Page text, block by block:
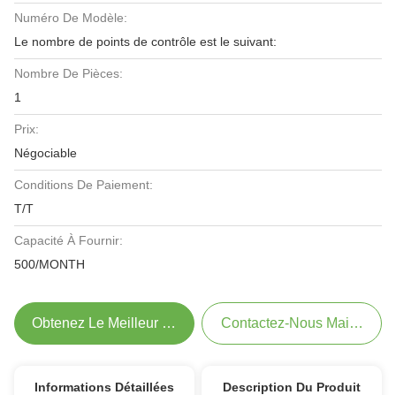
Numéro De Modèle:
Le nombre de points de contrôle est le suivant:
Nombre De Pièces:
1
Prix:
Négociable
Conditions De Paiement:
T/T
Capacité À Fournir:
500/MONTH
Obtenez Le Meilleur Prix Contactez-Nous Maintenant
Informations Détaillées Description Du Produit